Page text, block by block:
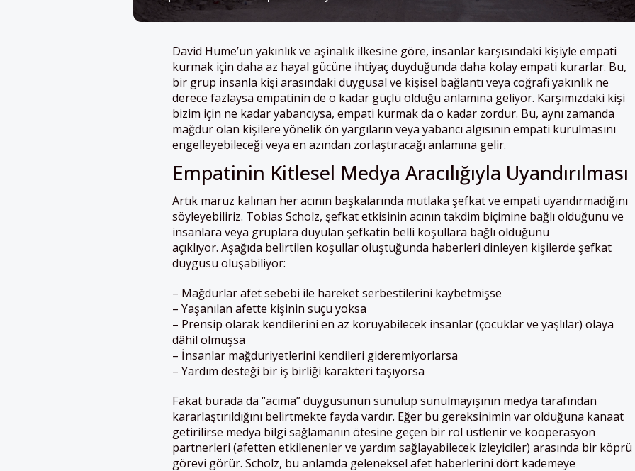
David Hume’un yakınlık ve aşinalık ilkesine göre, insanlar karşısındaki kişiyle empati
kurmak için daha az hayal gücüne ihtiyaç duyduğunda daha kolay empati kurarlar. Bu,
bir grup insanla kişi arasındaki duygusal ve kişisel bağlantı veya coğrafi yakınlık ne
derece fazlaysa empatinin de o kadar güçlü olduğu anlamına geliyor. Karşımızdaki kişi
bizim için ne kadar yabancıysa, empati kurmak da o kadar zordur. Bu, aynı zamanda
mağdur olan kişilere yönelik ön yargıların veya yabancı algısının empati kurulmasını
engelleyebileceği veya en azından zorlaştıracağı anlamına gelir.
Empatinin Kitlesel Medya Aracılığıyla Uyandırılması
Artık maruz kalınan her acının başkalarında mutlaka şefkat ve empati uyandırmadığını
söyleyebiliriz. Tobias Scholz, şefkat etkisinin acının takdim biçimine bağlı olduğunu ve
insanlara veya gruplara duyulan şefkatin belli koşullara bağlı olduğunu
açıklıyor. Aşağıda belirtilen koşullar oluştuğunda haberleri dinleyen kişilerde şefkat
duygusu oluşabiliyor:
– Mağdurlar afet sebebi ile hareket serbestilerini kaybetmişse
– Yaşanılan afette kişinin suçu yoksa
– Prensip olarak kendilerini en az koruyabilecek insanlar (çocuklar ve yaşlılar) olaya
dâhil olmuşsa
– İnsanlar mağduriyetlerini kendileri gideremiyorlarsa
– Yardım desteği bir iş birliği karakteri taşıyorsa
Fakat burada da “acıma” duygusunun sunulup sunulmayışının medya tarafından
kararlaştırıldığını belirtmekte fayda vardır. Eğer bu gereksinimin var olduğuna kanaat
getirilirse medya bilgi sağlamanın ötesine geçen bir rol üstlenir ve kooperasyon
partnerleri (afetten etkilenenler ve yardım sağlayabilecek izleyiciler) arasında bir köprü
görevi görür. Scholz, bu anlamda geleneksel afet haberlerini dört kademeye